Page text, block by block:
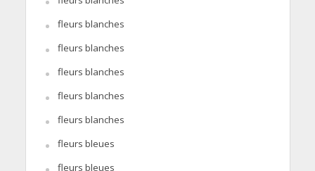
fleurs blanches
fleurs blanches
fleurs blanches
fleurs blanches
fleurs blanches
fleurs bleues
fleurs bleues